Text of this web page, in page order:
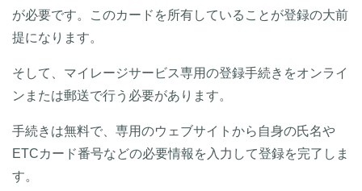
が必要です。このカードを所有していることが登録の大前
提になります。
そして、マイレージサービス専用の登録手続きをオンライ
ンまたは郵送で行う必要があります。
手続きは無料で、専用のウェブサイトから自身の氏名や
ETCカード番号などの必要情報を入力して登録を完了しま
す。